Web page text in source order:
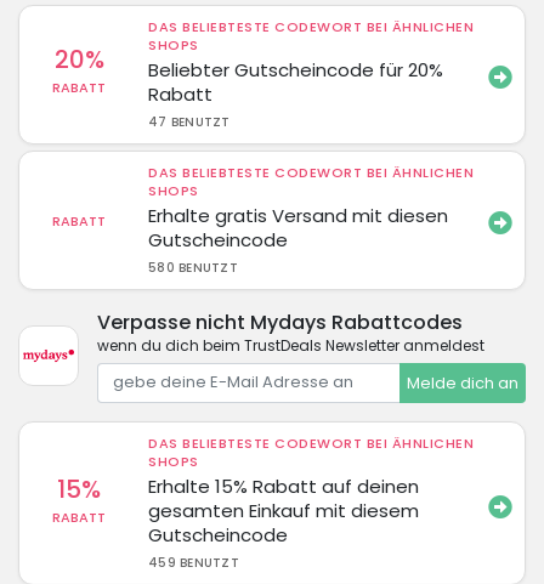
20%
RABATT
DAS BELIEBTESTE CODEWORT BEI ÄHNLICHEN
SHOPS
Beliebter Gutscheincode für 20%
Rabatt
47 BENUTZT
RABATT
DAS BELIEBTESTE CODEWORT BEI ÄHNLICHEN
SHOPS
Erhalte gratis Versand mit diesen
Gutscheincode
580 BENUTZT
Verpasse nicht Mydays Rabattcodes
wenn du dich beim TrustDeals Newsletter anmeldest
Melde dich an
15%
RABATT
DAS BELIEBTESTE CODEWORT BEI ÄHNLICHEN
SHOPS
Erhalte 15% Rabatt auf deinen
gesamten Einkauf mit diesem
Gutscheincode
459 BENUTZT